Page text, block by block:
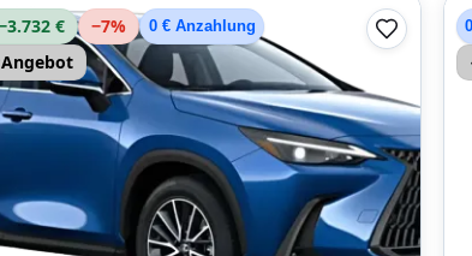
€ −7% 0 € Anzahlung
Angebot